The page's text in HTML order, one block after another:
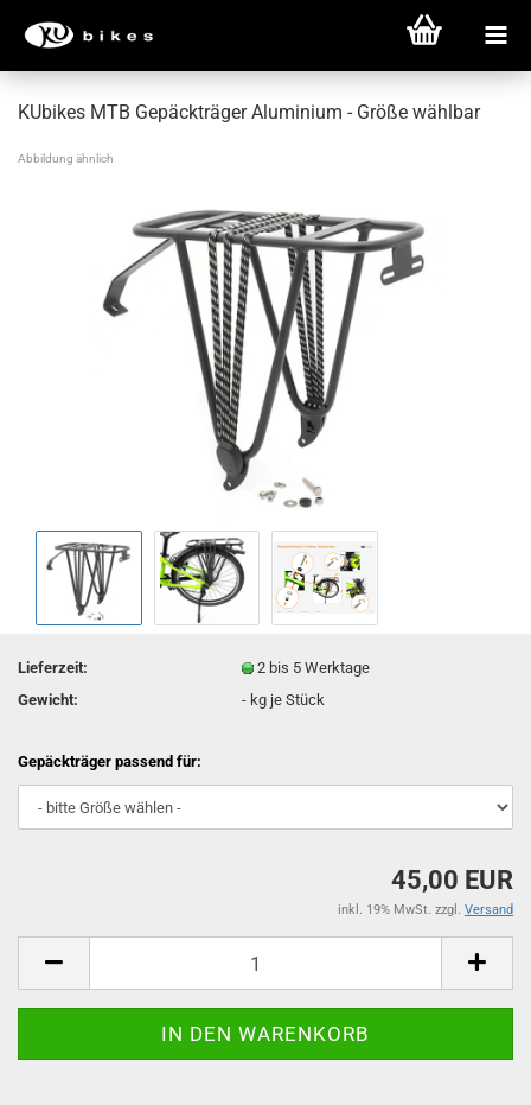
KUbikes MTB Gepäckträger Aluminium - Größe wählbar
Abbildung ähnlich
Lieferzeit:
2 bis 5 Werktage
Gewicht:
- kg je Stück
Gepäckträger passend für:
45,00 EUR
inkl. 19% MwSt. zzgl. Versand